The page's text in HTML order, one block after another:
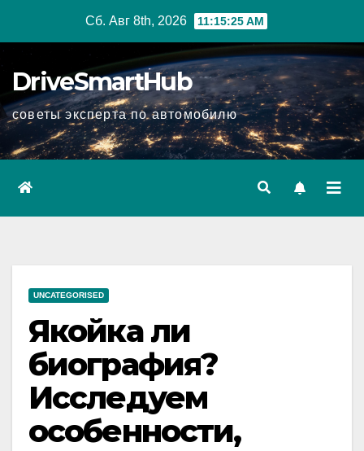
Сб. Авг 8th, 2026 11:15:26 AM
DriveSmartHub
советы эксперта по автомобилю
UNCATEGORISED
Якойка ли
биография?
Исследуем
особенности,